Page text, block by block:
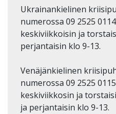
Ukrainankielinen
numerossa 09 2525
keskiviikkoisin ja
perjantaisin klo 9-13.
Venäjänkielinen
numerossa 09 2525
keskiviikkosin ja
ja perjantaisin klo 9-13.